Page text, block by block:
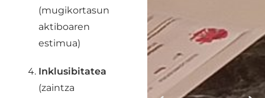
(mugikortasun
aktiboaren
estimua)
Inklusibitatea
(zaintza